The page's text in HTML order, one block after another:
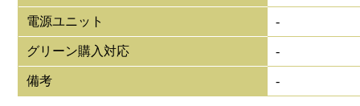
電源ユニット -
グリーン購入対応 -
備考 -